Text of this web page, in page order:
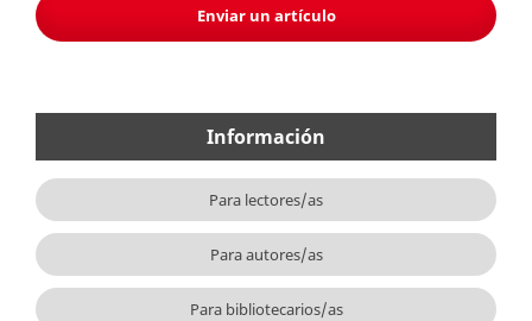
Enviar un artículo
Información
Para lectores/as
Para autores/as
Para bibliotecarios/as